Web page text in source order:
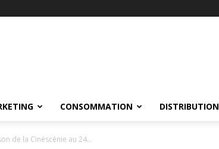
CONSOMMATION DISTRIBUTION
de la Cinéscénie au 24...